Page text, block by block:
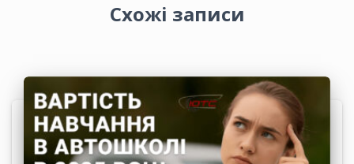
Схожі записи